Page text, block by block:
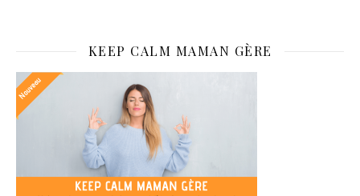
KEEP CALM MAMAN GÈRE